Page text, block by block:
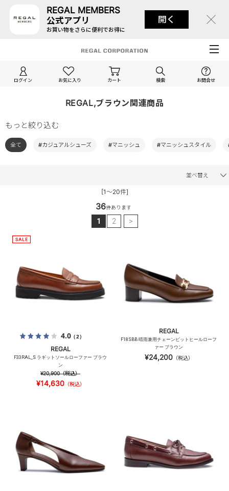
REGAL MEMBERS
公式アプリ
お買い物をさらに便利でお得に
開く
ログイン お気に入り カート 検索 お問合せ
REGAL,ブラウン関連商品
もっと絞り込む
全て #カジュアルシューズ #マニッシュ #マニッシュスタイル
並べ替え
[1～20件]
36件あります
1 2 >
4.0（2）
REGAL
F33RAL_S ラギットソールローファー ブラウ
ン
¥20,900（税込）
¥14,630（税込）
REGAL
F18SBB 晴雨兼用チェーンビットヒールローフ
ァー ブラウン
¥24,200（税込）